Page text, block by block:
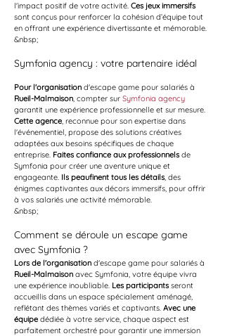
l'impact positif de votre activité. Ces jeux immersifs
sont conçus pour renforcer la cohésion d’équipe tout
en offrant une expérience divertissante et mémorable.
&nbsp;
Symfonia agency : votre partenaire idéal
Pour l'organisation d'escape game pour salariés à
Rueil-Malmaison, compter sur Symfonia agency
garantit une expérience professionnelle et sur mesure.
Cette agence, reconnue pour son expertise dans
l'événementiel, propose des solutions créatives
adaptées aux besoins spécifiques de chaque
entreprise. Faites confiance aux professionnels de
Symfonia pour créer une aventure unique et
engageante. Ils peaufinent tous les détails, des
énigmes captivantes aux décors immersifs, pour offrir
à vos salariés une activité mémorable.
&nbsp;
Comment se déroule un escape game
avec Symfonia ?
Lors de l'organisation d'escape game pour salariés à
Rueil-Malmaison avec Symfonia, votre équipe vivra
une expérience inoubliable. Les participants seront
accueillis dans un espace spécialement aménagé,
reflétant des thèmes variés et captivants. Avec une
équipe dédiée à votre service, chaque aspect est
parfaitement orchestré pour garantir une immersion